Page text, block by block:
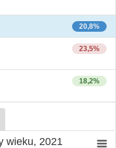
20,8%
23,5%
18,2%
wieku, 2021